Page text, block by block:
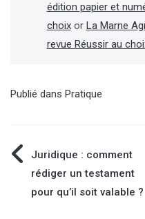
édition papier et
choixor La Marne
revue Réussir au
Publié dans Pratique
Navigation
de
Juridique : comment
rédiger un testament
pour qu’il soit valable ?